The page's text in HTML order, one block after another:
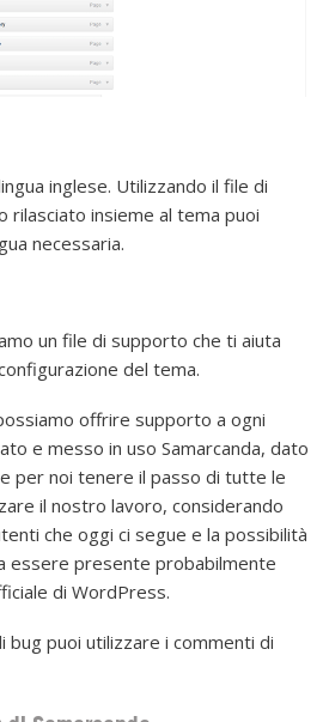
inglese. Utilizzando il file di
rilasciato insieme al tema puoi
necessaria.
un file di supporto che ti aiuta
del tema.
offrire supporto a ogni
e messo in uso Samarcanda, dato
per noi tenere il passo di tutte le
il nostro lavoro, considerando
che oggi ci segue e la possibilità
essere presente probabilmente
di WordPress.
bug puoi utilizzare i commenti di